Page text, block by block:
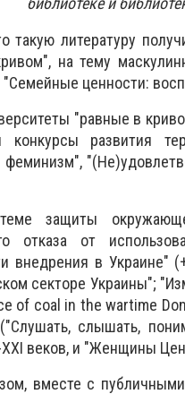
такую литературу
на тему
"Семейные ценности:
"равные в
конкурсы развития
феминизм",
защиты
отказа от
внедрения в
секторе Украины";
of coal in the wartime
слышать,
веков, и "Женщины
вместе с